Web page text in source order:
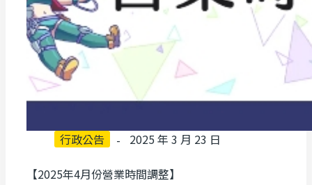
行政公告 2025 年 3 月 23 日
【2025年4月份營業時間調整】